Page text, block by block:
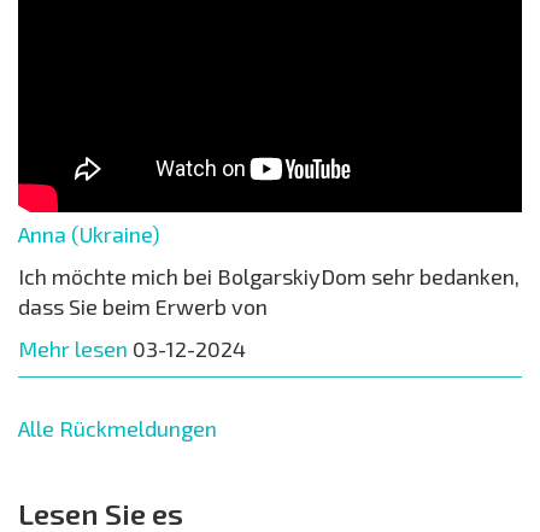
Anna (Ukraine)
Ich möchte mich bei BolgarskiyDom sehr bedanken,
dass Sie beim Erwerb von
Mehr lesen 03-12-2024
Alle Rückmeldungen
Lesen Sie es